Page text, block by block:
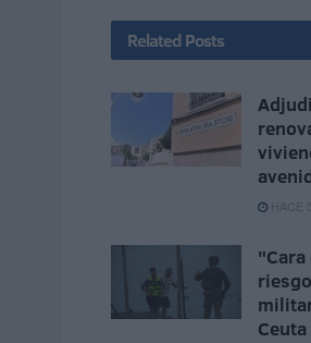
Related Posts
HACE
"Cara
Ceuta